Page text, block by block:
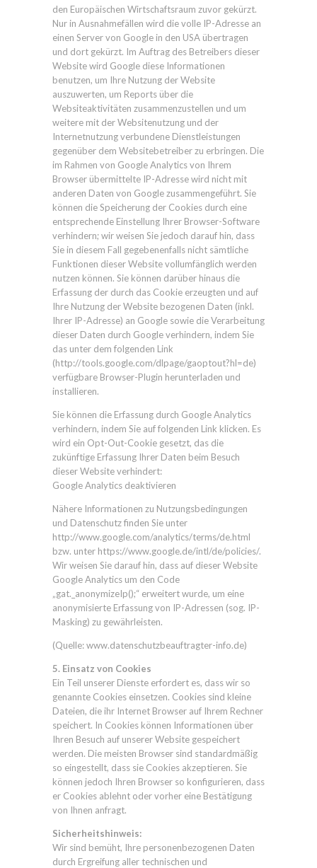
den Europäischen Wirtschaftsraum zuvor gekürzt.
Nur in Ausnahmefällen wird die volle IP-Adresse an
einen Server von Google in den USA übertragen
und dort gekürzt. Im Auftrag des Betreibers dieser
Website wird Google diese Informationen
benutzen, um Ihre Nutzung der Website
auszuwerten, um Reports über die
Websiteaktivitäten zusammenzustellen und um
weitere mit der Websitenutzung und der
Internetnutzung verbundene Dienstleistungen
gegenüber dem Websitebetreiber zu erbringen. Die
im Rahmen von Google Analytics von Ihrem
Browser übermittelte IP-Adresse wird nicht mit
anderen Daten von Google zusammengeführt. Sie
können die Speicherung der Cookies durch eine
entsprechende Einstellung Ihrer Browser-Software
verhindern; wir weisen Sie jedoch darauf hin, dass
Sie in diesem Fall gegebenenfalls nicht sämtliche
Funktionen dieser Website vollumfänglich werden
nutzen können. Sie können darüber hinaus die
Erfassung der durch das Cookie erzeugten und auf
Ihre Nutzung der Website bezogenen Daten (inkl.
Ihrer IP-Adresse) an Google sowie die Verarbeitung
dieser Daten durch Google verhindern, indem Sie
das unter dem folgenden Link
(http://tools.google.com/dlpage/gaoptout?hl=de)
verfügbare Browser-Plugin herunterladen und
installieren.
Sie können die Erfassung durch Google Analytics
verhindern, indem Sie auf folgenden Link klicken. Es
wird ein Opt-Out-Cookie gesetzt, das die
zukünftige Erfassung Ihrer Daten beim Besuch
dieser Website verhindert:
Google Analytics deaktivieren
Nähere Informationen zu Nutzungsbedingungen
und Datenschutz finden Sie unter
http://www.google.com/analytics/terms/de.html
bzw. unter https://www.google.de/intl/de/policies/.
Wir weisen Sie darauf hin, dass auf dieser Website
Google Analytics um den Code
„gat._anonymizeIp();“ erweitert wurde, um eine
anonymisierte Erfassung von IP-Adressen (sog. IP-
Masking) zu gewährleisten.
(Quelle: www.datenschutzbeauftragter-info.de)
5. Einsatz von Cookies
Ein Teil unserer Dienste erfordert es, dass wir so
genannte Cookies einsetzen. Cookies sind kleine
Dateien, die ihr Internet Browser auf Ihrem Rechner
speichert. In Cookies können Informationen über
Ihren Besuch auf unserer Website gespeichert
werden. Die meisten Browser sind standardmäßig
so eingestellt, dass sie Cookies akzeptieren. Sie
können jedoch Ihren Browser so konfigurieren, dass
er Cookies ablehnt oder vorher eine Bestätigung
von Ihnen anfragt.
Sicherheitshinweis:
Wir sind bemüht, Ihre personenbezogenen Daten
durch Ergreifung aller technischen und